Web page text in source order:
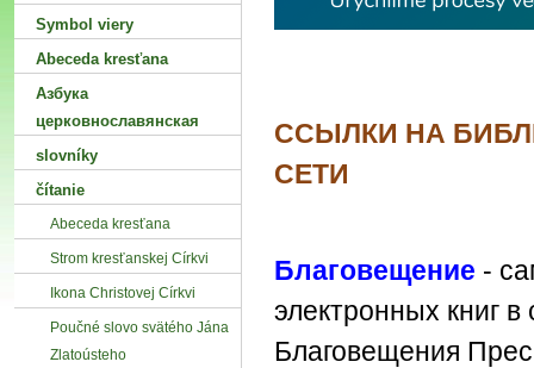
ССЫЛКИ НА
СЕТИ
Благовещение -
электронных книг
Благовещения
Symbol viery
Abeceda kresťana
Азбука
церковнославянская
slovníky
čítanie
Abeceda kresťana
Strom kresťanskej Církvi
Ikona Christovej Církvi
Poučné slovo svätého Jána
Zlatoústeho